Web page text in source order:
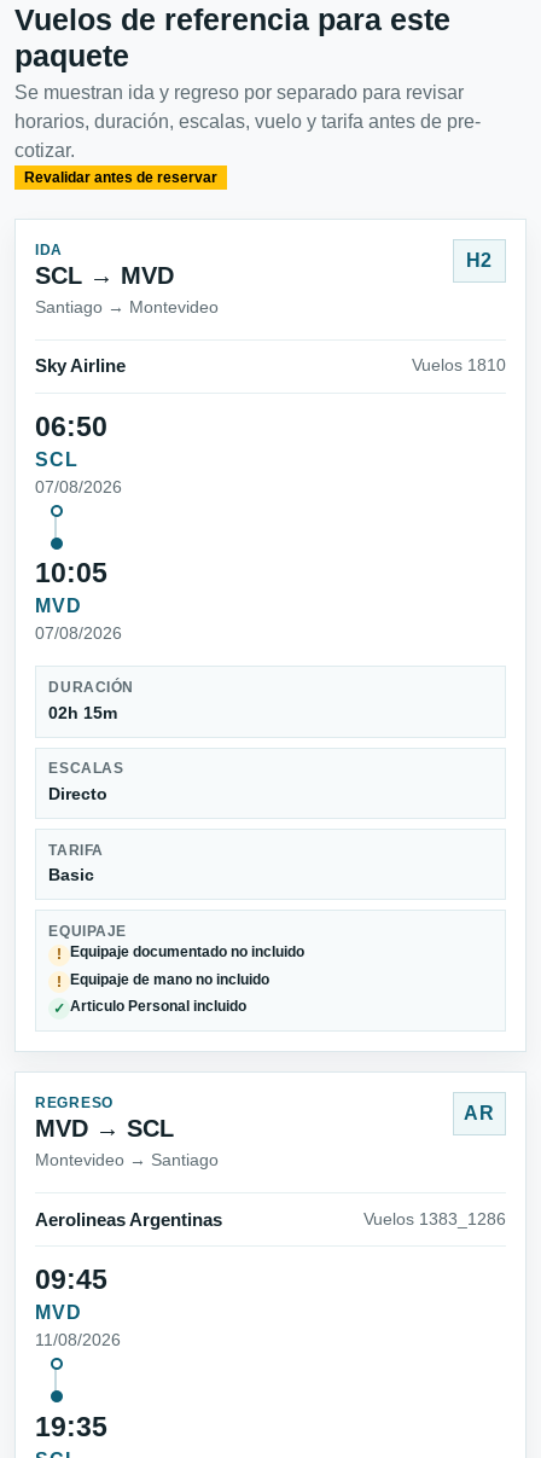
Vuelos de referencia para este
paquete
Se muestran ida y regreso por separado para revisar
horarios, duración, escalas, vuelo y tarifa antes de pre-
cotizar.
Revalidar antes de reservar
IDA
SCL → MVD
Santiago → Montevideo
H2
Sky Airline Vuelos 1810
06:50
SCL
07/08/2026
10:05
MVD
07/08/2026
DURACIÓN
02h 15m
ESCALAS
Directo
TARIFA
Basic
EQUIPAJE
!
Equipaje documentado no incluido
! Equipaje de mano no incluido
✓ Articulo Personal incluido
REGRESO
MVD → SCL
Montevideo → Santiago
AR
Aerolineas Argentinas Vuelos 1383_1286
09:45
MVD
11/08/2026
19:35